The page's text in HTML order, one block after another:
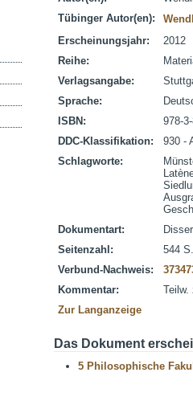
Tübinger Autor(en):
Erscheinungsjahr:
2012
Reihe:
Verlagsangabe:
Sprache:
ISBN:
978-
DDC-Klassifikation:
930 -
Schlagworte:
Dokumentart:
Seitenzahl:
544
Verbund-Nachweis:
Kommentar:
Teilw.
Zur Langanzeige
Das Dokument
5 Philosophische